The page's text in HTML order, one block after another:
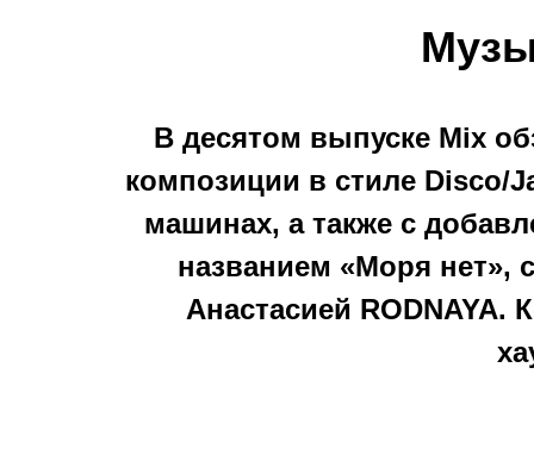
В десятом выпуске Mix
композиции в стиле Disco/
машинах, а также с
названием «Моря нет»,
Анастасией RODNAYA.